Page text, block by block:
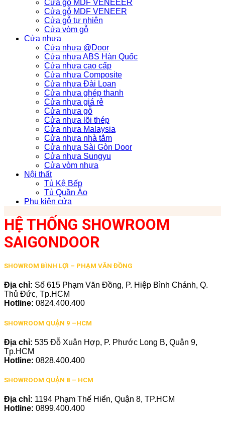
Cửa gỗ MDF VENEEER
Cửa gỗ MDF VENEER
Cửa gỗ tự nhiên
Cửa vòm gỗ
Cửa nhựa
Cửa nhựa @Door
Cửa nhựa ABS Hàn Quốc
Cửa nhựa cao cấp
Cửa nhựa Composite
Cửa nhựa Đài Loan
Cửa nhựa ghép thanh
Cửa nhựa giá rẻ
Cửa nhựa gỗ
Cửa nhựa lõi thép
Cửa nhựa Malaysia
Cửa nhựa nhà tắm
Cửa nhựa Sài Gòn Door
Cửa nhựa Sungyu
Cửa vòm nhựa
Nội thất
Tủ Kệ Bếp
Tủ Quần Áo
Phụ kiện cửa
HỆ THỐNG SHOWROOM
SAIGONDOOR
SHOWROM BÌNH LỢI – PHẠM VĂN ĐỒNG
Địa chỉ: Số 615 Phạm Văn Đồng, P. Hiệp Bình Chánh, Q.
Thủ Đức, Tp.HCM
Hotline: 0824.400.400
SHOWROOM QUẬN 9 –HCM
Địa chỉ: 535 Đỗ Xuân Hợp, P. Phước Long B, Quận 9,
Tp.HCM
Hotline: 0828.400.400
SHOWROOM QUẬN 8 – HCM
Địa chỉ: 1194 Phạm Thế Hiển, Quận 8, TP.HCM
Hotline: 0899.400.400